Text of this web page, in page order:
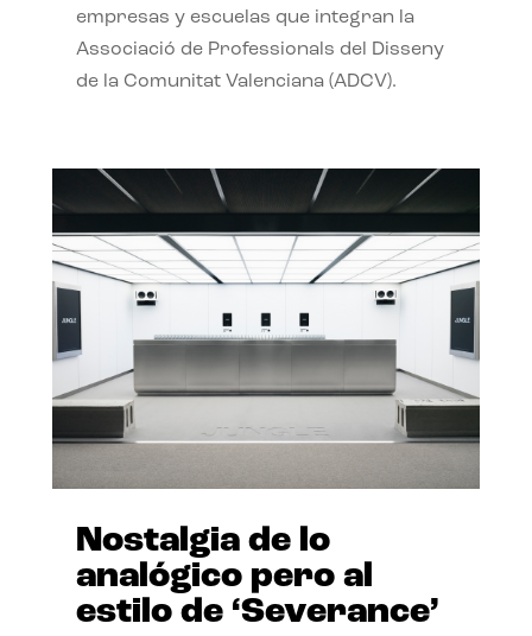
empresas y escuelas que integran la
Associació de Professionals del Disseny
de la Comunitat Valenciana (ADCV).
Nostalgia de lo
analógico pero al
estilo de ‘Severance’